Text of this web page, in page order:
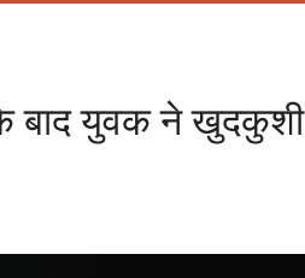
के बाद युवक ने खुदकुशी